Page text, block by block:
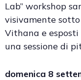
Lab” workshop
visivamente
Vithana e esposti
una sessione di
domenica 8